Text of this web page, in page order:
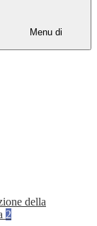
Menu di
della
2